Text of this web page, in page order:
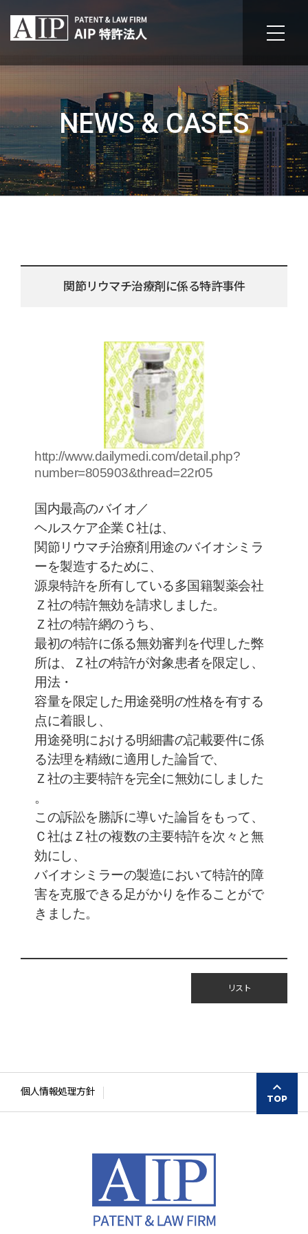
NEWS & CASES
関節リウマチ治療剤に係る特許事件
http://www.dailymedi.com/detail.php?
number=805903&thread=22r05
国内最高のバイオ／
ヘルスケア企業Ｃ社は、
関節リウマチ治療剤用途のバイオシミラ
ーを製造するために、
源泉特許を所有している多国籍製薬会社
Ｚ社の特許無効を請求しました。
Ｚ社の特許網のうち、
最初の特許に係る無効審判を代理した弊
所は、Ｚ社の特許が対象患者を限定し、
用法・
容量を限定した用途発明の性格を有する
点に着眼し、
用途発明における明細書の記載要件に係
る法理を精緻に適用した論旨で、
Ｚ社の主要特許を完全に無効にしました
。
この訴訟を勝訴に導いた論旨をもって、
Ｃ社はＺ社の複数の主要特許を次々と無
効にし、
バイオシミラーの製造において特許的障
害を克服できる足がかりを作ることがで
きました。
リスト
個人情報処理方針
TOP